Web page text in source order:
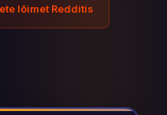
lõimet Redditis